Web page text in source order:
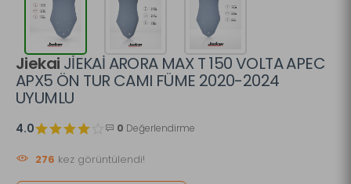
Jiekai JİEKAİ ARORA MAX T 150 VOLTA APEC
APX5 ÖN TUR CAMI FÜME 2020-2024
UYUMLU
4.0 0 Değerlendirme
276 kez görüntülendi!